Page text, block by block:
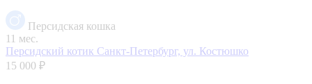
Персидская кошка
11 мес.
Персидский котик Санкт-Петербург, ул. Костюшко
15 000 ₽